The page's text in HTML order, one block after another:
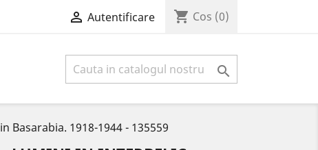
 Autentificare shopping_cart Cos (0)

Basarabia. 1918-1944 - 135559